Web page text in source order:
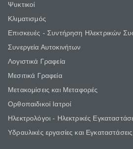
Ψυκτικοί
Κλιματισμός
Επισκευές - Συντήρηση Ηλεκτρικών
Συνεργεία Αυτοκινήτων
Λογιστικά Γραφεία
Μεσιτικά Γραφεία
Μετακομίσεις και Μεταφορές
Ορθοπαιδικοί Ιατροί
Ηλεκτρολόγοι - Ηλεκτρικές
Υδραυλικές εργασίες και Εγκαταστάσεις